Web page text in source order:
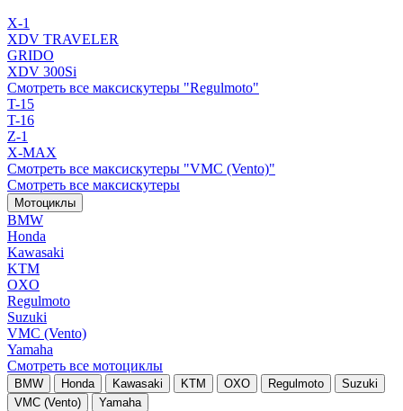
X-1
XDV TRAVELER
GRIDO
XDV 300Si
Смотреть все максискутеры "Regulmoto"
T-15
T-16
Z-1
X-MAX
Смотреть все максискутеры "VMC (Vento)"
Смотреть все максискутеры
Мотоциклы
BMW
Honda
Kawasaki
KTM
OXO
Regulmoto
Suzuki
VMC (Vento)
Yamaha
Смотреть все мотоциклы
BMW Honda Kawasaki KTM OXO Regulmoto
Suzuki
VMC (Vento)
Yamaha